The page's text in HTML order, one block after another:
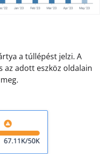
a túllépést jelzi. A
az adott eszköz oldalain